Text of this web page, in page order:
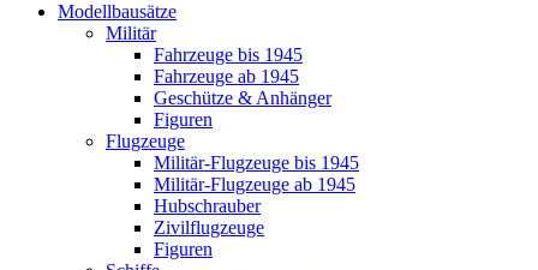
Modellbausätze
Militär
Fahrzeuge bis 1945
Fahrzeuge ab 1945
Geschütze & Anhänger
Figuren
Flugzeuge
Militär-Flugzeuge bis 1945
Militär-Flugzeuge ab 1945
Hubschrauber
Zivilflugzeuge
Figuren